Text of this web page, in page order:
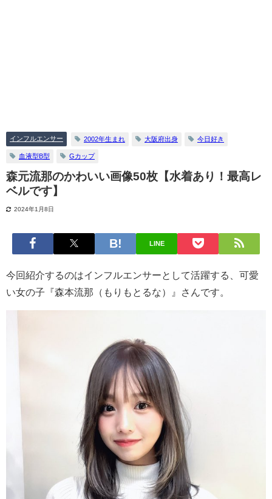
インフルエンサー 2002年生まれ 大阪府出身 今日好き
血液型B型 Gカップ
森元流那のかわいい画像50枚【水着あり！最高レ
ベルです】
2024年1月8日
LINE
今回紹介するのはインフルエンサーとして活躍する、可愛
い女の子『森本流那（もりもとるな）』さんです。